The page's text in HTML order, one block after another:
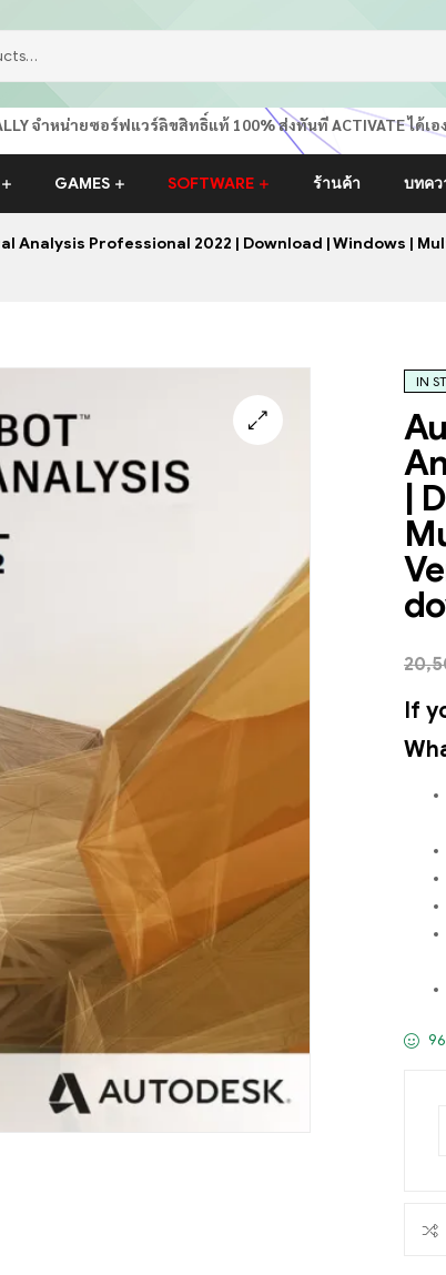
จำหน่ายซอร์ฟแวร์ลิขสิทธิ์แท้ 100% ส่งทันที ACTIVATE ได้เอง
GAMES SOFTWARE ร้านค้า บทคว
Analysis Professional 2022 | Download | Windows |
IN
|
If